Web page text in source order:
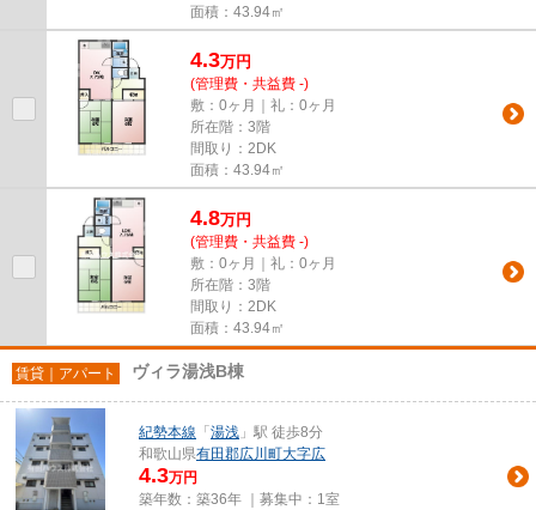
面積：43.94㎡
4.3万円
(管理費・共益費 -)
敷：0ヶ月｜礼：0ヶ月
所在階：3階
間取り：2DK
面積：43.94㎡
4.8万円
(管理費・共益費 -)
敷：0ヶ月｜礼：0ヶ月
所在階：3階
間取り：2DK
面積：43.94㎡
賃貸｜アパート ヴィラ湯浅B棟
紀勢本線 「 湯浅 」駅 徒歩8分
和歌山県有田郡広川町大字広
4.3万円
築年数：築36年 ｜募集中： 1室